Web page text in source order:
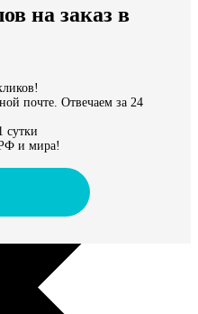
на заказ в
почте. Отвечаем за 24
сутки
и мира!